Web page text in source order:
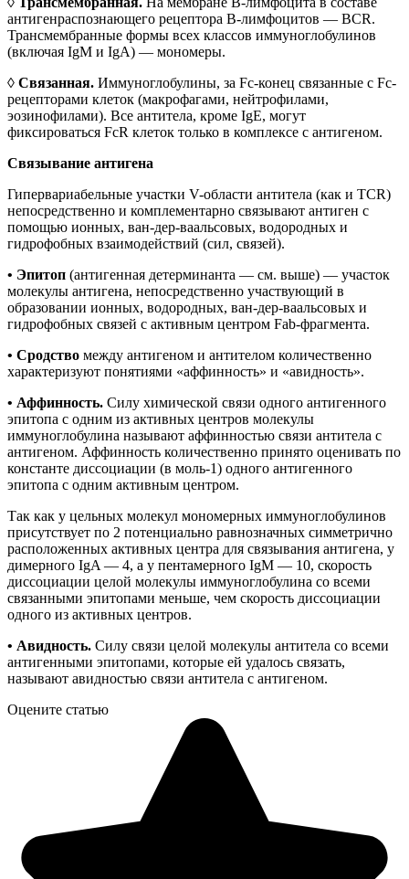
антигенраспознающего рецептора B-лимфоцитов — BCR.
Трансмембранные формы всех классов иммуноглобулинов
(включая IgM и IgA) — мономеры.
◊ Связанная. Иммуноглобулины, за Fc-конец связанные с Fс-
рецепторами клеток (макрофагами, нейтрофилами,
эозинофилами). Все антитела, кроме IgE, могут
фиксироваться FcR клеток только в комплексе с антигеном.
Связывание антигена
Гипервариабельные участки V-области антитела (как и TCR)
непосредственно и комплементарно связывают антиген с
помощью ионных, ван-дер-ваальсовых, водородных и
гидрофобных взаимодействий (сил, связей).
• Эпитоп (антигенная детерминанта — см. выше) — участок
молекулы антигена, непосредственно участвующий в
образовании ионных, водородных, ван-дер-ваальсовых и
гидрофобных связей с активным центром Fab-фрагмента.
• Сродство между антигеном и антителом количественно
характеризуют понятиями «аффинность» и «авидность».
• Аффинность. Силу химической связи одного антигенного
эпитопа с одним из активных центров молекулы
иммуноглобулина называют аффинностью связи антитела с
антигеном. Аффинность количественно принято оценивать по
константе диссоциации (в моль-1) одного антигенного
эпитопа с одним активным центром.
Так как у цельных молекул мономерных иммуноглобулинов
присутствует по 2 потенциально равнозначных симметрично
расположенных активных центра для связывания антигена, у
димерного IgA — 4, а у пентамерного IgM — 10, скорость
диссоциации целой молекулы иммуноглобулина со всеми
связанными эпитопами меньше, чем скорость диссоциации
одного из активных центров.
• Авидность. Силу связи целой молекулы антитела со всеми
антигенными эпитопами, которые ей удалось связать,
называют авидностью связи антитела с антигеном.
Оцените статью